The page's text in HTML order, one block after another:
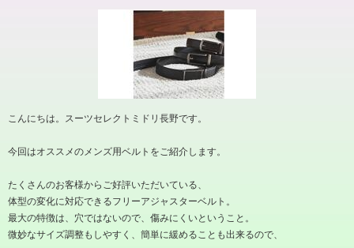
こんにちは。スーツセレクトミドリ長野です。
今回はオススメのメンズ用ベルトをご紹介します。
たくさんのお客様からご好評いただいている、
体型の変化に対応できるフリーアジャスターベルト。
最大の特徴は、穴ではないので、傷みにくいということ。
微妙なサイズ調整もしやすく、簡単に緩めることも出来るので、